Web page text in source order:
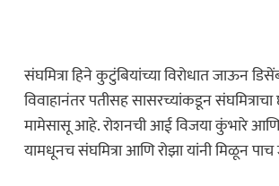
संघमित्रा हिने कुटुंबियांच्या विरोधात जाऊन
विवाहानंतर पतीसह सासरच्यांकडून
मामेसासू आहे. रोशनची आई विजया कुंभारे आणि
यामधूनच संघमित्रा आणि रोझा यांनी मिळून